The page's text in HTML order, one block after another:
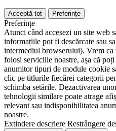
Acceptă tot Preferințe
Preferințe
Atunci când accesezi un site web
informațiile pot fi descărcate sau
intermediul browserului). Vrem ca
folosi serviciile noastre, așa că
anumitor tipuri de module cookie
clic pe titlurile fiecărei categorii
schimba setările. Dezactivarea
tehnologii similare poate atrage
relevant sau indisponibilitatea
noastre.
Extindere descriere Restrângere